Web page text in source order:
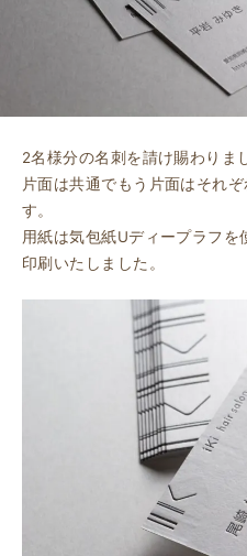
2名様分の名刺を請け賜わりま
片面は共通でもう片面はそれ
す。
用紙は気包紙Uディープラフ
印刷いたしました。